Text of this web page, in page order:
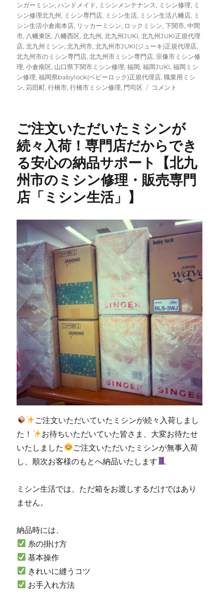
ンガーミシン,ハンドメイド, ミシンメンテナンス, ミシン修理, ミ
シン修理北九州 , ミシン専門店, ミシン生活, ミシン生活八幡店, ミ
シン生活小倉南本店, リッカーミシン, ロックミシン,下関市,中間
市, 八幡東区, 八幡西区,北九州 ,北九州JUKI,北九州JUKI正規代理
店,北九州ミシン,北九州市,北九州市JUKI(ジューキ)正規代理店,
北九州市のミシン専門店,北九州市ミシン専門店, 宗像市ミシン修
理,小倉南区, 山口県下関市ミシン修理,福岡,福岡JUKI,福岡ミシ
ン修理,福岡県babylock(ベビーロック)正規代理店,職業用ミシ
ン,苅田町,行橋市,行橋市ミシン修理, 門司区
北
JUKI×
ナ
ホ
限
職
「SL-
3700」
が
購
入
で
き
ま
す
☆
北
九
州
市
の
ミ
シ
専
コメント
ご注文いただいたミシンが
続々入荷！専門店だからでき
る安心の納品サポート【北九
州市のミシン修理・販売専門
店「ミシン生活」】
ご注文いただいていたミシンが続々入荷しまし
た！
お待ちいただいていた皆さま、大変お待たせ
いたしました
ご注文いただいたミシンが無事入荷
し、順次お客様のもとへ納品いたします
ミシン生活では、ただ箱をお渡しするだけではあり
ません。
納品時には、
糸の掛け方
基本操作
きれいに縫うコツ
お手入れ方法